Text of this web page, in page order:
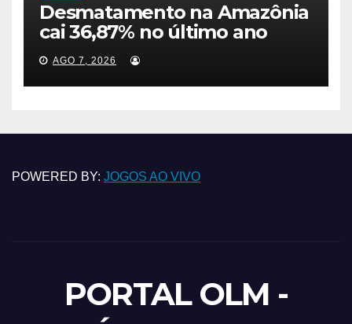
Desmatamento na Amazônia
cai 36,87% no último ano
AGO 7, 2026
POWERED BY: JOGOS AO VIVO
PORTAL OLM -